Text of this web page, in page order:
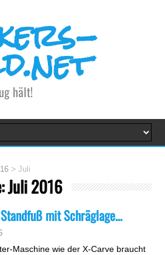
hält!
>Juli
Juli 2016
mit Schräglage…
Maschine wie der X-Carve braucht